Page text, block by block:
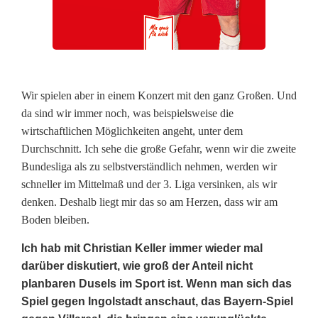
t
f
a
c
h
e
n
Wir spielen aber in einem Konzert mit den ganz Großen. Und
da sind wir immer noch, was beispielsweise die
wirtschaftlichen Möglichkeiten angeht, unter dem
Durchschnitt. Ich sehe die große Gefahr, wenn wir die zweite
Bundesliga als zu selbstverständlich nehmen, werden wir
schneller im Mittelmaß und der 3. Liga versinken, als wir
denken. Deshalb liegt mir das so am Herzen, dass wir am
Boden bleiben.
Ich hab mit Christian Keller immer wieder mal
darüber diskutiert, wie groß der Anteil nicht
planbaren Dusels im Sport ist. Wenn man sich das
Spiel gegen Ingolstadt anschaut, das Bayern-Spiel